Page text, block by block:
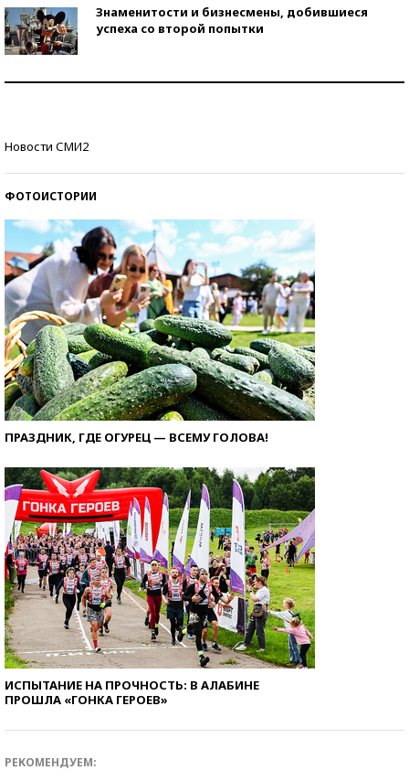
Знаменитости и бизнесмены, добившиеся
успеха со второй попытки
Новости СМИ2
ФОТОИСТОРИИ
ПРАЗДНИК, ГДЕ ОГУРЕЦ — ВСЕМУ ГОЛОВА!
ИСПЫТАНИЕ НА ПРОЧНОСТЬ: В АЛАБИНЕ
ПРОШЛА «ГОНКА ГЕРОЕВ»
РЕКОМЕНДУЕМ: